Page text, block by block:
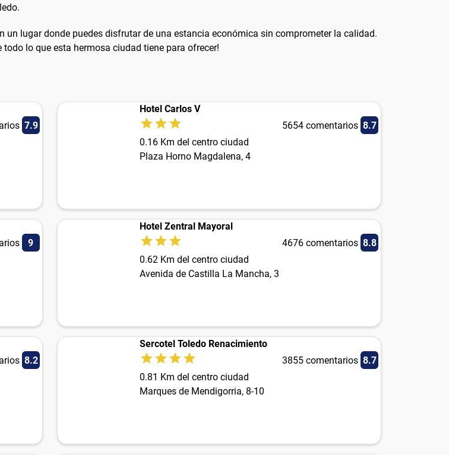
lugar donde puedes disfrutar de una estancia económica sin comprometer la calidad.
lo que esta hermosa ciudad tiene para ofrecer!
7.9
Hotel Carlos V
5654 comentarios 8.7
0.16 Km del centro ciudad
Plaza Horno Magdalena, 4
9
Hotel Zentral Mayoral
4676 comentarios 8.8
0.62 Km del centro ciudad
Avenida de Castilla La Mancha, 3
8.2
Sercotel Toledo Renacimiento
3855 comentarios 8.7
0.81 Km del centro ciudad
Marques de Mendigorria, 8-10